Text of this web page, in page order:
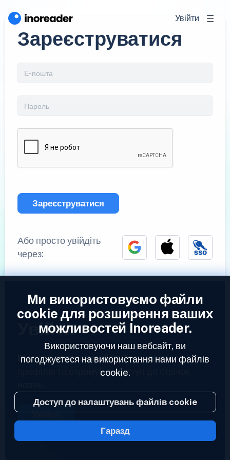
Увійти
Зареєструватися
Зареєструватися
Або просто увійдіть
через:
Увійти
Вже зареєстровані?Увійдіть до свого
профілю та отримуйте доступ до стрічок
Увійти
2023 © Inoreader
Ми використовуємо файли
cookie для розширення ваших
можливостей Inoreader.
Використовуючи наш вебсайт, ви
погоджуєтеся на використання нами файлів
cookie.
Доступ до налаштувань файлів cookie
Гаразд